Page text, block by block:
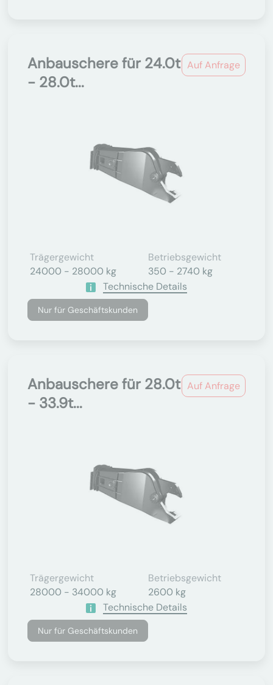
Auf Anfrage
Anbauschere für 24.0t
- 28.0t...
Trägergewicht
24000 - 28000 kg
Betriebsgewicht
350 - 2740 kg
Technische Details
Nur für Geschäftskunden
Auf Anfrage
Anbauschere für 28.0t
- 33.9t...
Trägergewicht
28000 - 34000 kg
Betriebsgewicht
2600 kg
Technische Details
Nur für Geschäftskunden